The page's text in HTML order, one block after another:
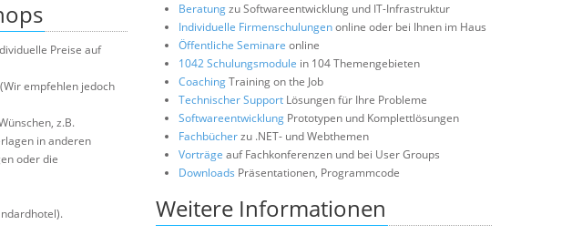
Preise auf
empfehlen jedoch
z.B.
in anderen
oder die
Beratungzu Softwareentwicklung und IT-Infrastruktur
Individuelle Firmenschulungenonline oder bei Ihnen im Haus
Öffentliche Seminare online
1042 Schulungsmodule in 104 Themengebieten
CoachingTraining on the Job
Technischer Support Lösungen für Ihre Probleme
Softwareentwicklung Prototypen und Komplettlösungen
Fachbücherzu .NET- und Webthemen
Vorträge auf Fachkonferenzen und bei User Groups
Downloads Präsentationen, Programmcode
Weitere Informationen